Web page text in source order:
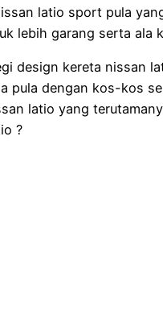
latio sport pula
lebih garang serta ala
design kereta nissan
pula dengan kos-kos
latio yang
?